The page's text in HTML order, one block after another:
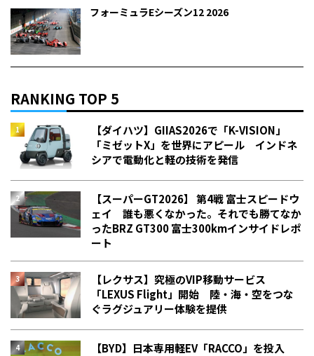
フォーミュラEシーズン12 2026
RANKING TOP 5
【ダイハツ】GIIAS2026で「K-VISION」
「ミゼットX」を世界にアピール インドネ
シアで電動化と軽の技術を発信
【スーパーGT2026】 第4戦 富士スピードウ
ェイ 誰も悪くなかった。それでも勝てなか
った――BRZ GT300 富士300kmインサイドレポ
ート
【レクサス】究極のVIP移動サービス
「LEXUS Flight」開始 陸・海・空をつな
ぐラグジュアリー体験を提供
【BYD】日本専用軽EV「RACCO」を投入